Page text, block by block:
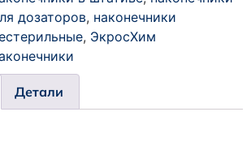
дозаторов, наконечники
, ЭкросХим
Детали